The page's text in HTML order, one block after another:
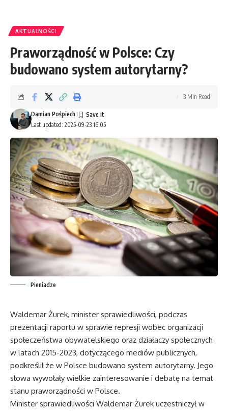
AKTUALNOŚCI
Praworządność w Polsce: Czy
budowano system autorytarny?
Last updated: 2025-09-23 16:05
Damian Pośpiech
3 Min Read
Pieniadze
Waldemar Żurek, minister sprawiedliwości, podczas
prezentacji raportu w sprawie represji wobec organizacji
społeczeństwa obywatelskiego oraz działaczy społecznych
w latach 2015-2023, dotyczącego mediów publicznych,
podkreślił że w Polsce budowano system autorytarny. Jego
słowa wywołały wielkie zainteresowanie i debatę na temat
stanu praworządności w Polsce.
Minister sprawiedliwości Waldemar Żurek uczestniczył w